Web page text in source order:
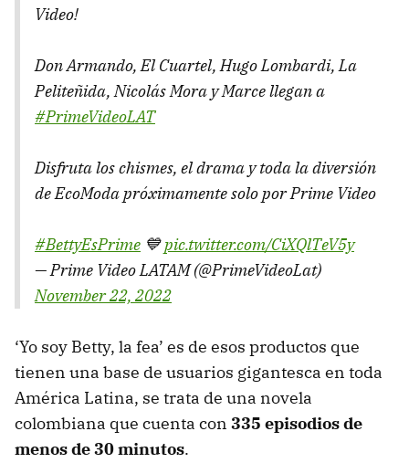
Video!
Don Armando, El Cuartel, Hugo Lombardi, La
Peliteñida, Nicolás Mora y Marce llegan a
#PrimeVideoLAT
Disfruta los chismes, el drama y toda la diversión
de EcoModa próximamente solo por Prime Video
#BettyEsPrime 💙pic.twitter.com/CiXQlTeV5y
— Prime Video LATAM (@PrimeVideoLat)
November 22, 2022
‘Yo soy Betty, la fea’ es de esos productos que
tienen una base de usuarios gigantesca en toda
América Latina, se trata de una novela
colombiana que cuenta con 335 episodios de
menos de 30 minutos.